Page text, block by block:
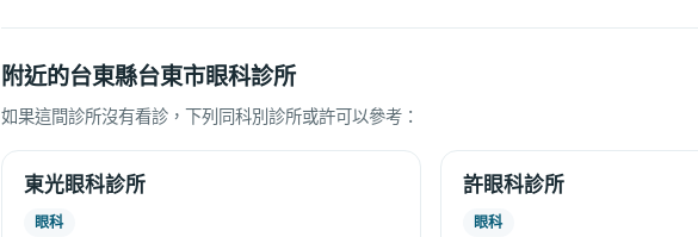
附近的台東縣台東市眼科診所
如果這間診所沒有看診，下列同科別診所或許可以參考：
東光眼科診所
眼科
許眼科診所
眼科